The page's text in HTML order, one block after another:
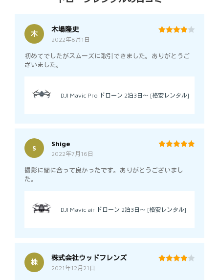
木
木場隆史
2022年8月1日
初めてでしたがスムーズに取引できました。ありがとうご
ざいました。
DJI Mavic Pro ドローン 2泊3日～ [格安レンタル]
S
Shige
2022年7月16日
撮影に間に合って良かったです。ありがとうございまし
た。
DJI Mavic air ドローン 2泊3日～ [格安レンタル]
株
株式会社ウッドフレンズ
2021年12月21日